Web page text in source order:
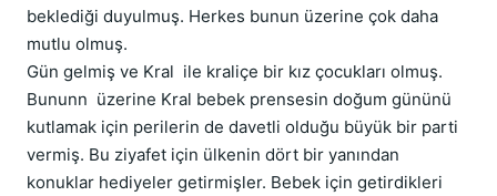
beklediği duyulmuş. Herkes bunun üzerine çok daha
mutlu olmuş.
Gün gelmiş ve Kral ile kraliçe bir kız çocukları olmuş.
Bununn üzerine Kral bebek prensesin doğum gününü
kutlamak için perilerin de davetli olduğu büyük bir parti
vermiş. Bu ziyafet için ülkenin dört bir yanından
konuklar hediyeler getirmişler. Bebek için getirdikleri